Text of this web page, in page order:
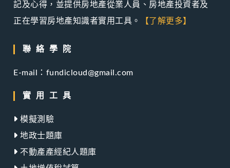
記及心得，並提供房地產從業人員、房地產投資者及
正在學習房地產知識者實用工具。
【了解更多】
聯絡學院
E-mail：fundicloud@gmail.com
實用工具
模擬測驗
地政士題庫
不動產產經紀人題庫